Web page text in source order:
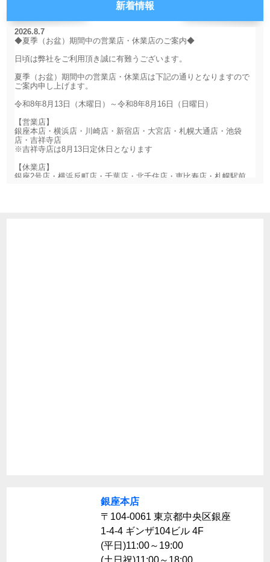
新着情報
銀座本店
〒104-0061 東京都中央区銀座
1-4-4 ギンザ104ビル 4F
(平日)11:00～19:00
(土日祝)11:00～18:00